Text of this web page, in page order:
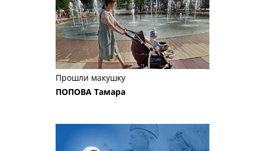
Прошли макушку
ПОПОВА Тамара